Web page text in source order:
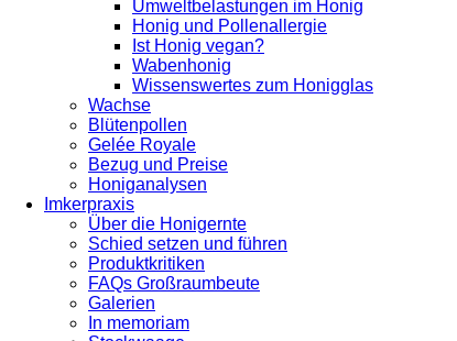
Umweltbelastungen im Honig
Honig und Pollenallergie
Ist Honig vegan?
Wabenhonig
Wissenswertes zum Honigglas
Wachse
Blütenpollen
Gelée Royale
Bezug und Preise
Honiganalysen
Imkerpraxis
Über die Honigernte
Schied setzen und führen
Produktkritiken
FAQs Großraumbeute
Galerien
In memoriam